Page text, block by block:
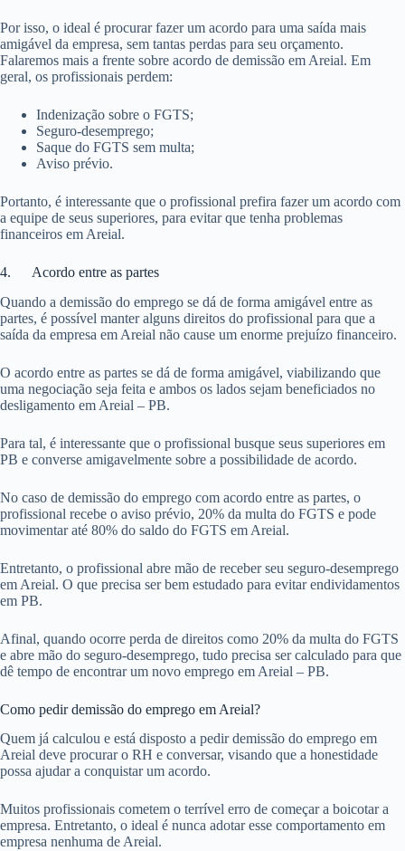
Por isso, o ideal é procurar fazer um acordo para uma saída mais
amigável da empresa, sem tantas perdas para seu orçamento.
Falaremos mais a frente sobre acordo de demissão em Areial. Em
geral, os profissionais perdem:
Indenização sobre o FGTS;
Seguro-desemprego;
Saque do FGTS sem multa;
Aviso prévio.
Portanto, é interessante que o profissional prefira fazer um acordo com
a equipe de seus superiores, para evitar que tenha problemas
financeiros em Areial.
4. Acordo entre as partes
Quando a demissão do emprego se dá de forma amigável entre as
partes, é possível manter alguns direitos do profissional para que a
saída da empresa em Areial não cause um enorme prejuízo financeiro.
O acordo entre as partes se dá de forma amigável, viabilizando que
uma negociação seja feita e ambos os lados sejam beneficiados no
desligamento em Areial – PB.
Para tal, é interessante que o profissional busque seus superiores em
PB e converse amigavelmente sobre a possibilidade de acordo.
No caso de demissão do emprego com acordo entre as partes, o
profissional recebe o aviso prévio, 20% da multa do FGTS e pode
movimentar até 80% do saldo do FGTS em Areial.
Entretanto, o profissional abre mão de receber seu seguro-desemprego
em Areial. O que precisa ser bem estudado para evitar endividamentos
em PB.
Afinal, quando ocorre perda de direitos como 20% da multa do FGTS
e abre mão do seguro-desemprego, tudo precisa ser calculado para que
dê tempo de encontrar um novo emprego em Areial – PB.
Como pedir demissão do emprego em Areial?
Quem já calculou e está disposto a pedir demissão do emprego em
Areial deve procurar o RH e conversar, visando que a honestidade
possa ajudar a conquistar um acordo.
Muitos profissionais cometem o terrível erro de começar a boicotar a
empresa. Entretanto, o ideal é nunca adotar esse comportamento em
empresa nenhuma de Areial.